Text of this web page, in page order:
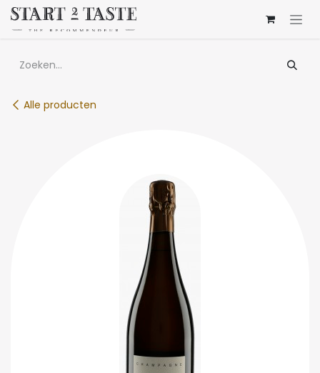
Overslaan naar inhoud
Alle producten